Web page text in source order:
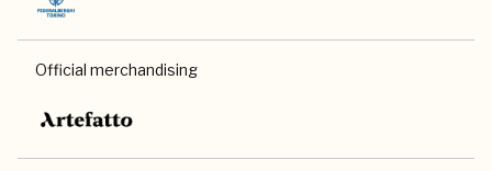
Official merchandising